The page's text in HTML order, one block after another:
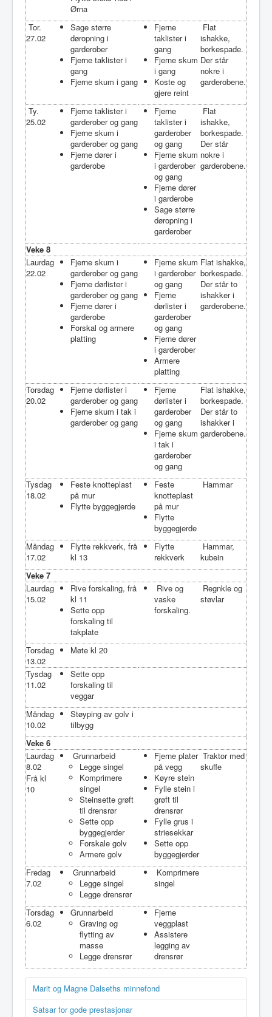
Ørna
Tor.
27.02
Sage større
døropning i
garderober
Fjerne taklister i
gang
Fjerne skum i gang
Fjerne
taklister i
gang
Fjerne skum
i gang
Koste og
gjere reint
Flat
ishakke,
borkespade.
Der står
nokre i
garderobene.
Ty.
25.02
Fjerne taklister i
garderober og gang
Fjerne skum i
garderober og gang
Fjerne dører i
garderobe
Fjerne
taklister i
garderober
og gang
Fjerne skum
i garderober
og gang
Fjerne dører
i garderobe
Sage større
døropning i
garderober
Flat
ishakke,
borkespade.
Der står
nokre i
garderobene.
Veke 8
Laurdag
22.02
Fjerne skum i
garderober og gang
Fjerne dørlister i
garderober og gang
Fjerne dører i
garderobe
Forskal og armere
platting
Fjerne skum
i garderober
og gang
Fjerne
dørlister i
garderober
og gang
Fjerne dører
i garderober
Armere
platting
Flat ishakke,
borkespade.
Der står to
ishakker i
garderobene.
Torsdag
20.02
Fjerne dørlister i
garderober og gang
Fjerne skum i tak i
garderober og gang
Fjerne
dørlister i
garderober
og gang
Fjerne skum
i tak i
garderober
og gang
Flat ishakke,
borkespade.
Der står to
ishakker i
garderobene.
Tysdag
18.02
Feste knotteplast
på mur
Flytte byggegjerde
Feste
knotteplast
på mur
Flytte
byggegjerde
Hammar
Måndag
17.02
Flytte rekkverk, frå
kl 13
Flytte
rekkverk
Hammar,
kubein
Veke 7
Laurdag
15.02
Rive forskaling, frå
kl 11
Sette opp
forskaling til
takplate
Rive og
vaske
forskaling.
Regnkle og
støvlar
Torsdag
13.02
Møte kl 20
Tysdag
11.02
Sette opp
forskaling til
veggar
Måndag
10.02
Støyping av golv i
tilbygg
Veke 6
Laurdag
8.02
Frå kl
10
Grunnarbeid
Legge singel
Komprimere
singel
Steinsette grøft
til drensrør
Sette opp
byggegjerder
Forskale golv
Armere golv
Fjerne plater
på vegg
Køyre stein
Fylle stein i
grøft til
drensrør
Fylle grus i
striesekkar
Sette opp
byggegjerder
Traktor med
skuffe
Fredag
7.02
Grunnarbeid
Legge singel
Legge drensrør
Komprimere
singel
Torsdag
6.02
Grunnarbeid
Graving og
flytting av
masse
Legge drensrør
Fjerne
veggplast
Assistere
legging av
drensrør
Marit og Magne Dalseths minnefond
Satsar for gode prestasjonar